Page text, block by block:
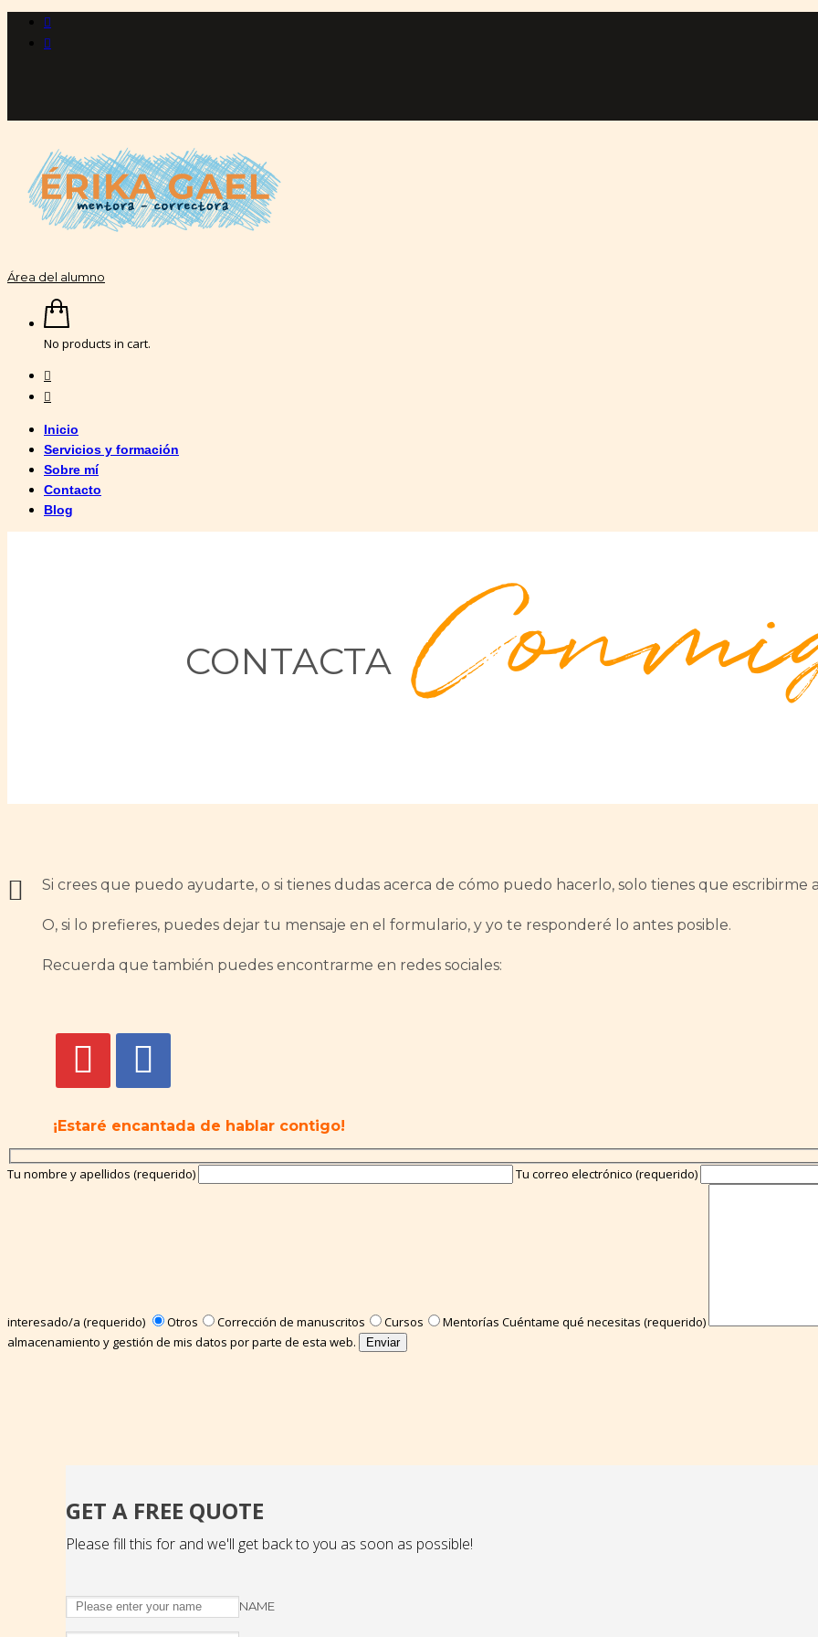
Área del alumno
No products in cart.
Inicio
Servicios y formación
Sobre mí
Contacto
Blog
CONTACTA
Si crees que puedo ayudarte, o si tienes dudas acerca de cómo puedo hacerlo, solo tienes que escribirme
O, si lo prefieres, puedes dejar tu mensaje en el formulario, y yo te responderé lo antes posible.
Recuerda que también puedes encontrarme en redes sociales:
¡Estaré encantada de hablar contigo!
Tu nombre y apellidos (requerido) Tu correo electrónico (requerido)
interesado/a (requerido) Otros Corrección de manuscritos Cursos Mentorías Cuéntame qué necesitas (requerido)
almacenamiento y gestión de mis datos por parte de esta web.
GET A FREE QUOTE
Please fill this for and we'll get back to you as soon as possible!
NAME